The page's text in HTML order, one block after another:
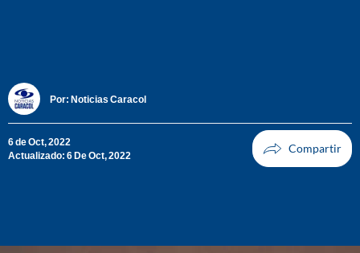
Por: Noticias Caracol
6 de Oct, 2022
Actualizado: 6 De Oct, 2022